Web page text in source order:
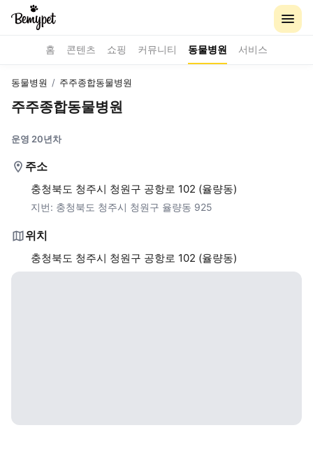
홈 콘텐츠 쇼핑 커뮤니티 동물병원 서비스
동물병원 / 주주종합동물병원
주주종합동물병원
운영 20년차
주소
충청북도 청주시 청원구 공항로 102 (율량동)
지번: 충청북도 청주시 청원구 율량동 925
위치
충청북도 청주시 청원구 공항로 102 (율량동)